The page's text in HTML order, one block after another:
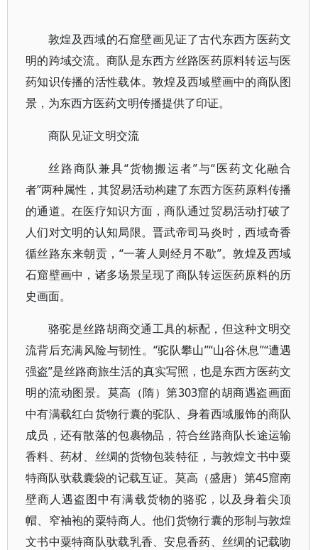
敦煌及西域的石窟壁画见证了古代东西方医药文
明的跨域交流。商队是东西方丝路医药原料转运与医
药知识传播的活性载体。敦煌及西域壁画中的商队图
景，为东西方医药文明传播提供了印证。
商队见证文明交流
丝路商队兼具“货物搬运者”与“医药文化融合
者”两种属性，其贸易活动构建了东西方医药原料传播
的通道。在医疗知识方面，商队通过贸易活动打破了
人们对文明的认知局限。晋武帝司马炎时，西域奇香
循丝路东来朝贡，“一著人则经月不歇”。敦煌及西域
石窟壁画中，诸多场景呈现了商队转运医药原料的历
史画面。
骆驼是丝路胡商交通工具的标配，但这种文明交
流背后充满风险与韧性。“驼队攀山”“山谷休息”“遭遇
强盗”是丝路商旅生活的真实写照，也是东西方医药文
明的流动图景。莫高（隋）第303窟的胡商遇盗画面
中有满载红白货物行囊的驼队、身着西域服饰的商队
成员，还有散落的包裹物品，符合丝路商队长途运输
香料、药材、丝绸的货物包装特征，与敦煌文书中粟
特商队驮载囊袋的记载互证。莫高（盛唐）第45窟南
壁商人遇盗图中有满载货物的骆驼，以及身着尖顶
帽、窄袖袍的粟特商人。他们货物行囊的形制与敦煌
文书中粟特商队驮载乳香、安息香药、丝绸的记载吻